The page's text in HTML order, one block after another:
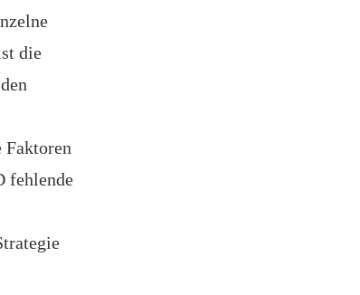
die
Faktoren
fehlende